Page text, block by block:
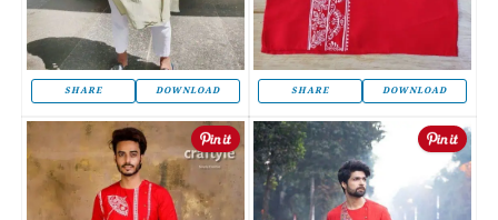
SHARE DOWNLOAD SHARE DOWNLOAD